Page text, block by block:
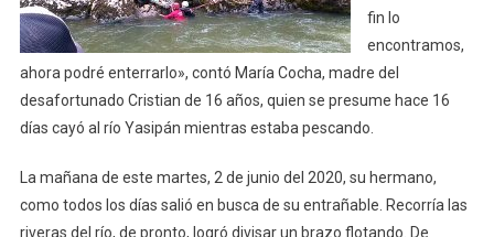
Devolvió
Otra
Víctima
fin lo
encontramos,
ahora podré enterrarlo», contó María Cocha, madre del
desafortunado Cristian de 16 años, quien se presume hace 16
días cayó al río Yasipán mientras estaba pescando.
La mañana de este martes, 2 de junio del 2020, su hermano,
como todos los días salió en busca de su entrañable. Recorría las
riveras del río, de pronto, logró divisar un brazo flotando. De